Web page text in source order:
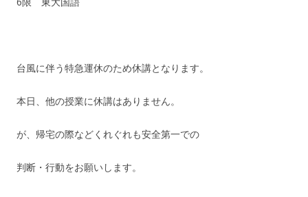
台風に伴う特急運休のため休講となります。
本日、他の授業に休講はありません。
が、帰宅の際などくれぐれも安全第一での
判断・行動をお願いします。